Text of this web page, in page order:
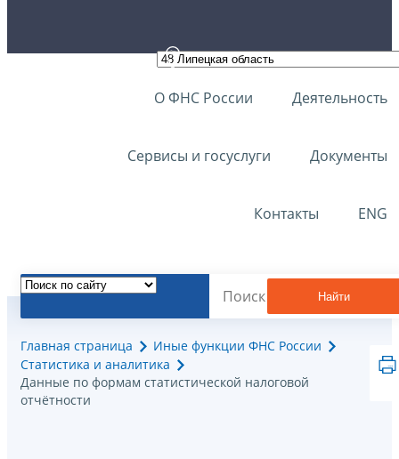
О ФНС России Деятельность
Сервисы и госуслуги Документы
Контакты ENG
Найти
Главная страница
Иные функции ФНС России
Статистика и аналитика
Данные по формам статистической налоговой
отчётности